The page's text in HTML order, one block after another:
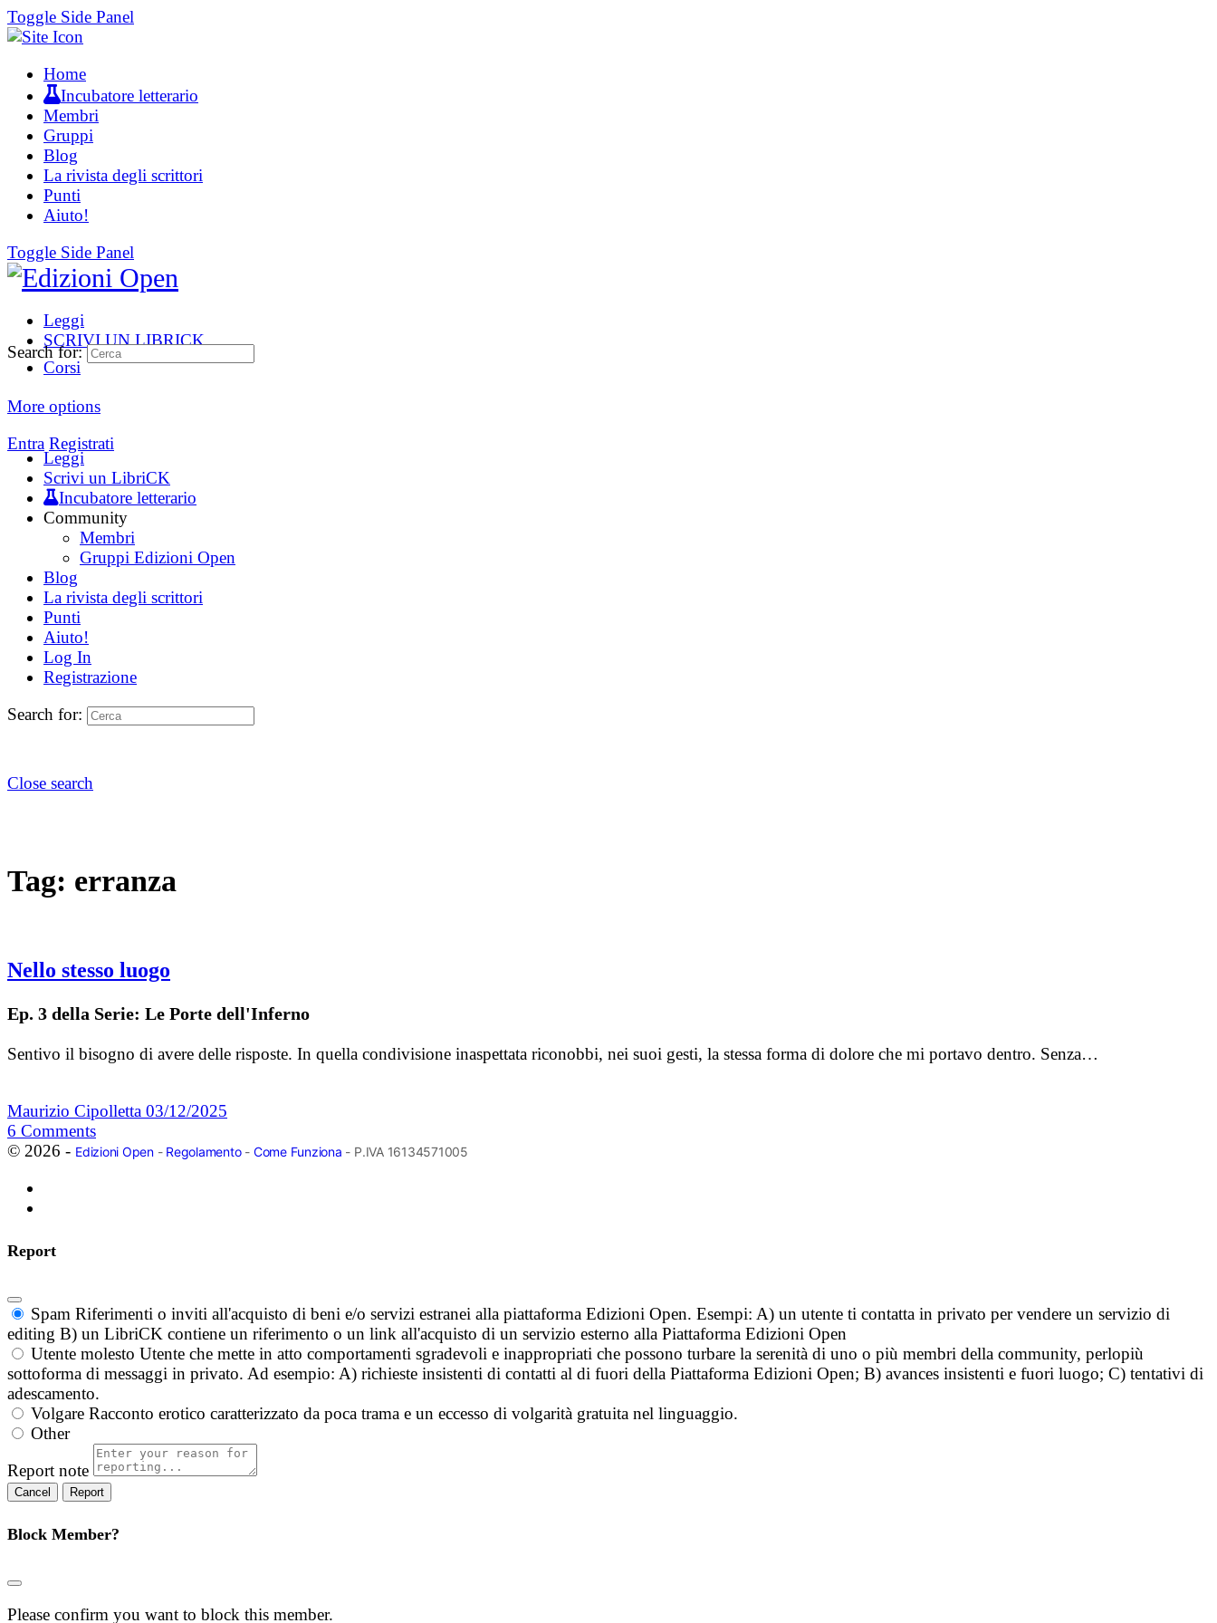
Toggle Side Panel
Home
Incubatore letterario
Membri
Gruppi
Blog
La rivista degli scrittori
Punti
Aiuto!
Toggle Side Panel
Leggi
SCRIVI UN LIBRICK
Corsi
More options
Entra Registrati
Search for:
Leggi
Scrivi un LibriCK
Incubatore letterario
Community
Membri
Gruppi Edizioni Open
Blog
La rivista degli scrittori
Punti
Aiuto!
Log In
Registrazione
Search for:
Close search
Tag: erranza
Nello stesso luogo
Ep. 3 della Serie: Le Porte dell'Inferno
Sentivo il bisogno di avere delle risposte. In quella condivisione inaspettata riconobbi, nei suoi gesti, la stessa forma di dolore che mi portavo dentro. Senza…
Maurizio Cipolletta 03/12/2025
6 Comments
© 2026 - Edizioni Open- Regolamento- Come Funziona - P.IVA 16134571005
Report
Spam Riferimenti o inviti all'acquisto di beni e/o servizi estranei alla piattaforma Edizioni Open. Esempi: A) un utente ti contatta in privato per vendere un servizio di
editing B) un LibriCK contiene un riferimento o un link all'acquisto di un servizio esterno alla Piattaforma Edizioni Open
Utente molesto Utente che mette in atto comportamenti sgradevoli e inappropriati che possono turbare la serenità di uno o più membri della community, perlopiù
sottoforma di messaggi in privato. Ad esempio: A) richieste insistenti di contatti al di fuori della Piattaforma Edizioni Open; B) avances insistenti e fuori luogo; C) tentativi di
adescamento.
Volgare Racconto erotico caratterizzato da poca trama e un eccesso di volgarità gratuita nel linguaggio.
Other
Report note
Report
Block Member?
Please confirm you want to block this member.